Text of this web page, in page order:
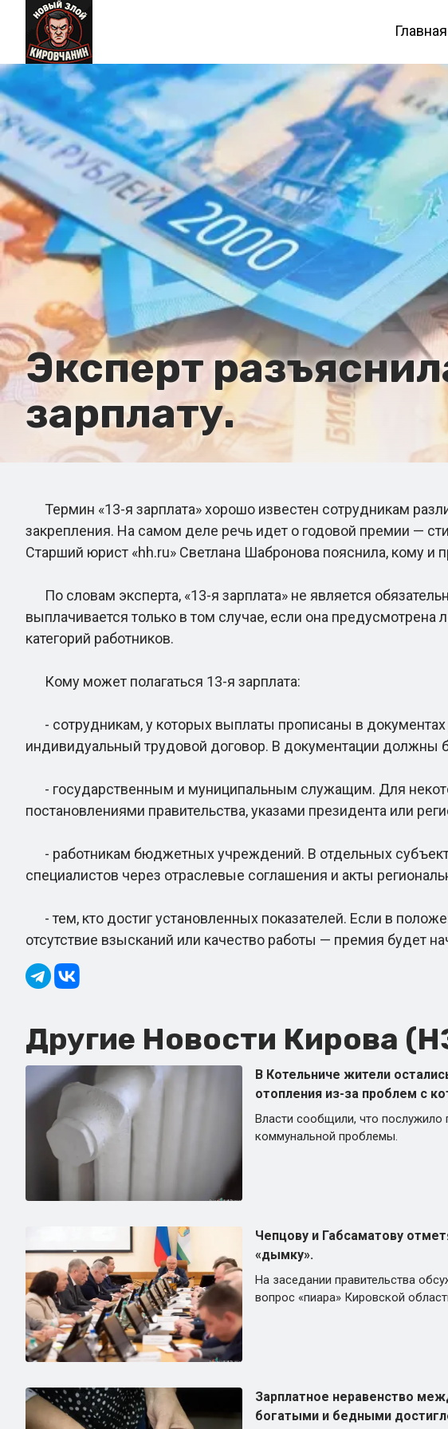
Главная
Эксперт
зарплату.
Термин «13-я зарплата» хорошо известен сотрудникам
закрепления. На самом деле речь идет о годовой премии —
Старший юрист «hh.ru» Светлана Шабронова пояснила, кому и
По словам эксперта, «13-я зарплата» не является
выплачивается только в том случае, если она
категорий работников.
Кому может полагаться 13-я зарплата:
- сотрудникам, у которых выплаты прописаны в
индивидуальный трудовой договор. В документации должны
- государственным и муниципальным служащим. Для
постановлениями правительства, указами президента или
- работникам бюджетных учреждений. В отдельных
специалистов через отраслевые соглашения и акты
- тем, кто достиг установленных показателей. Если в
отсутствие взысканий или качество работы — премия будет
Другие Новости Кирова
В Котельниче жители
отопления из-за проблем с
Власти сообщили, что послужило
коммунальной проблемы.
Чепцову и Габсаматову
«дымку».
На заседании правительства
вопрос «пиара» Кировской
Зарплатное неравенство
богатыми и бедными